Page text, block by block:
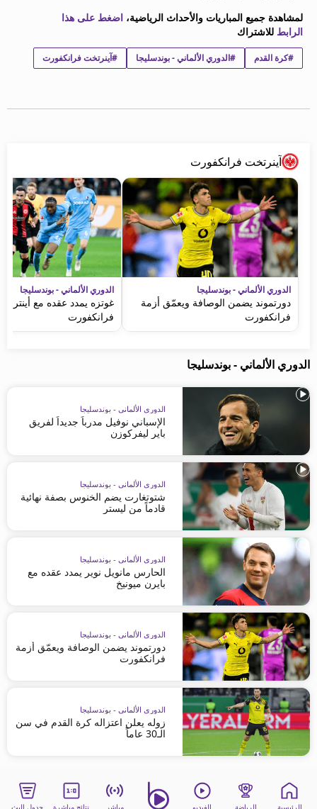
لمشاهدة جميع المباريات والأحداث الرياضية، اضغط على هذا
الرابط للاشتراك
#كرة القدم #الدوري الألماني - بوندسليجا #آينرتخت فرانكفورت
آينرتخت فرانكفورت
الدوري الألماني - بوندسليجا
دورتموند يضمن الوصافة ويعمّق أزمة
فرانكفورت
الدوري الألماني - بوندسليجا
غوتزه يمدد عقده مع
فرانكفورت
الدوري الألماني - بوندسليجا
الدوري الألماني - بوندسليجا
الإسباني نوفيل مدرباً جديداً لفريق
باير ليفركوزن
الدوري الألماني - بوندسليجا
شتوتغارت يضم الخنوس بصفة نهائية
قادماً من ليستر
الدوري الألماني - بوندسليجا
الحارس مانويل نوير يمدد عقده مع
بايرن ميونيخ
الدوري الألماني - بوندسليجا
دورتموند يضمن الوصافة ويعمّق أزمة
فرانكفورت
الدوري الألماني - بوندسليجا
زوله يعلن اعتزاله كرة القدم في سن
الـ30 عاماً
الرئيسية الرياضة الفيديو مباشر نتائج مباشرة جدول البث